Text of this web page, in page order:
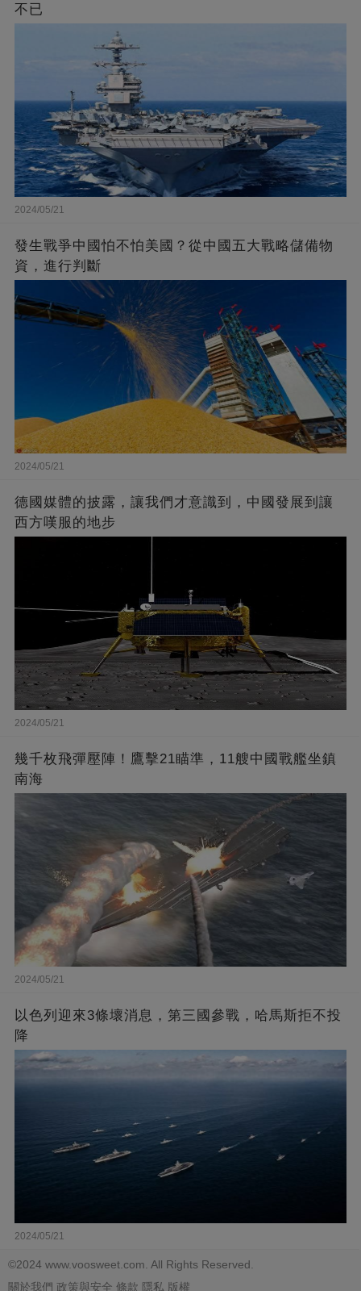
不已
2024/05/21
發生戰爭中國怕不怕美國？從中國五大戰略儲備物
資，進行判斷
2024/05/21
德國媒體的披露，讓我們才意識到，中國發展到讓
西方嘆服的地步
2024/05/21
幾千枚飛彈壓陣！鷹擊21瞄準，11艘中國戰艦坐鎮
南海
2024/05/21
以色列迎來3條壞消息，第三國參戰，哈馬斯拒不投
降
2024/05/21
©2024 www.voosweet.com. All Rights Reserved.
關於我們 政策與安全 條款 隱私 版權